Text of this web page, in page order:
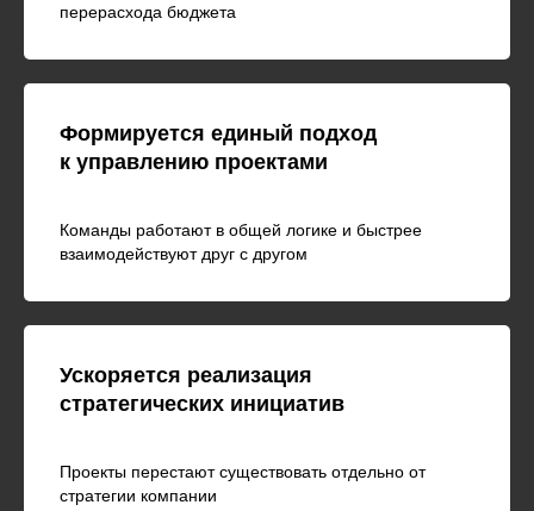
перерасхода бюджета
Формируется единый подход
к управлению проектами
Команды работают в общей логике и быстрее
взаимодействуют друг с другом
Ускоряется реализация
стратегических инициатив
Проекты перестают существовать отдельно от
стратегии компании